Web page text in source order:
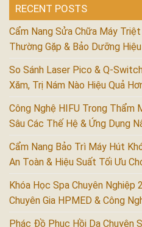
RECENT POSTS
Cẩm Nang Sửa Chữa Máy
Thường Gặp & Bảo Dưỡng
So Sánh Laser Pico & Q-
Xăm, Trị Nám Nào Hiệu Quả
Công Nghệ HIFU Trong Thẩm
Sâu Các Thế Hệ & Ứng Dụng
Cẩm Nang Bảo Trì Máy Hút
An Toàn & Hiệu Suất Tối Ưu
Khóa Học Spa Chuyên Nghiệp
Chuyên Gia HPMED & Công
Phác Đồ Phục Hồi Da Chuyên